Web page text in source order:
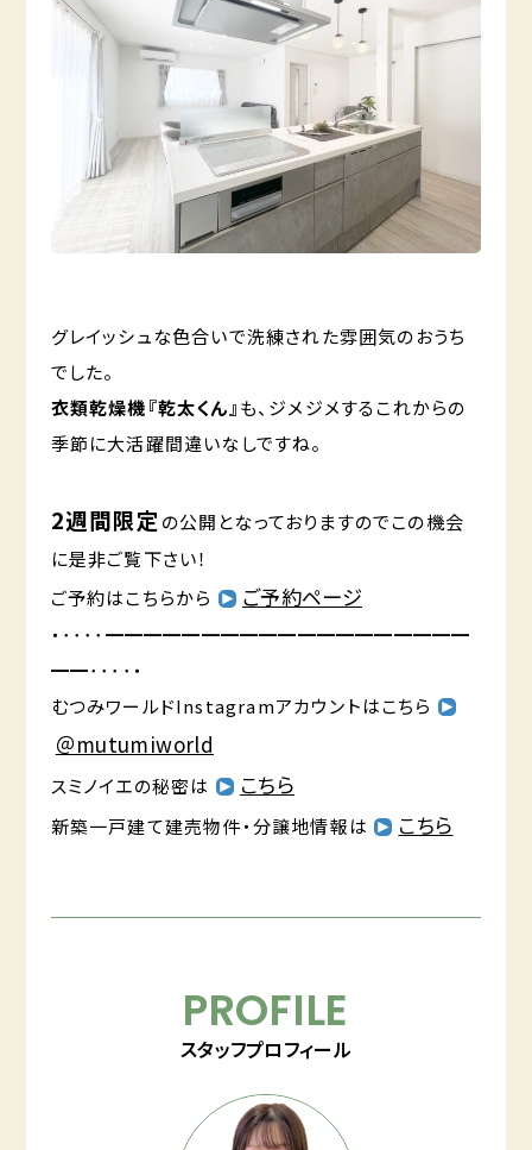
グレイッシュな色合いで洗練された雰囲気のおうち
でした。
衣類乾燥機『乾太くん』も、ジメジメするこれからの
季節に大活躍間違いなしですね。
2週間限定 の公開となっておりますのでこの機会
に是非ご覧下さい！
ご予約はこちらから
ご予約ページ
・････━━━━━━━━━━━━━━━━━━━
━━････・
むつみワールドInstagramアカウントはこちら
＠mutumiworld
スミノイエの秘密は こちら
新築一戸建て建売物件・分譲地情報は こちら
PROFILE
スタッフプロフィール